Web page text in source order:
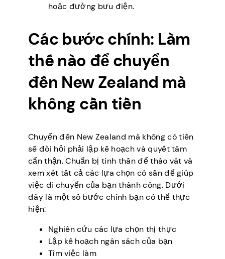
hoặc đường bưu điện.
Các bước chính: Làm
thế nào để chuyển
đến New Zealand mà
không cần tiền
Chuyển đến New Zealand mà không có tiền
sẽ đòi hỏi phải lập kế hoạch và quyết tâm
cẩn thận. Chuẩn bị tinh thần để tháo vát và
xem xét tất cả các lựa chọn có sẵn để giúp
việc di chuyển của bạn thành công. Dưới
đây là một số bước chính bạn có thể thực
hiện:
Nghiên cứu các lựa chọn thị thực
Lập kế hoạch ngân sách của bạn
Tìm việc làm